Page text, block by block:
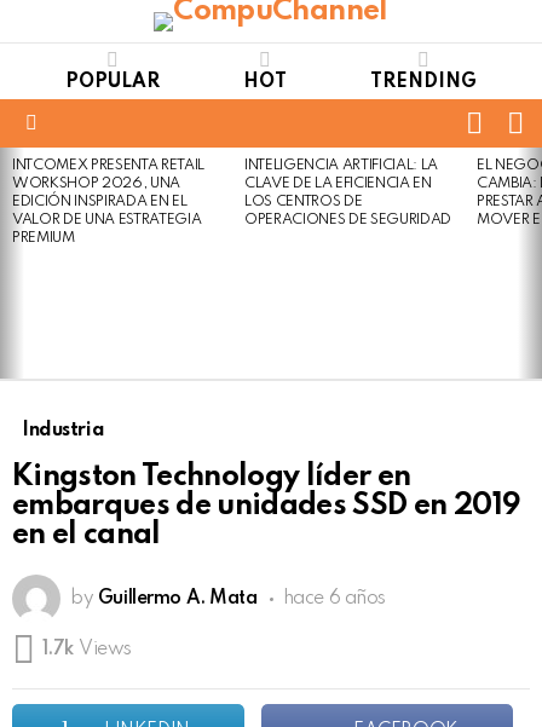
POPULAR HOT TRENDING
LATEST
STORIES
INTCOMEX PRESENTA RETAIL
WORKSHOP 2026, UNA
EDICIÓN INSPIRADA EN EL
VALOR DE UNA ESTRATEGIA
PREMIUM
INTELIGENCIA ARTIFICIAL: LA
CLAVE DE LA EFICIENCIA EN
LOS CENTROS DE
OPERACIONES DE SEGURIDAD
EL
CAMBIA:
MOVER
Industria
Kingston Technology líder en
embarques de unidades SSD en 2019
en el canal
by Guillermo A. Mata hace 6 años
1.7k Views